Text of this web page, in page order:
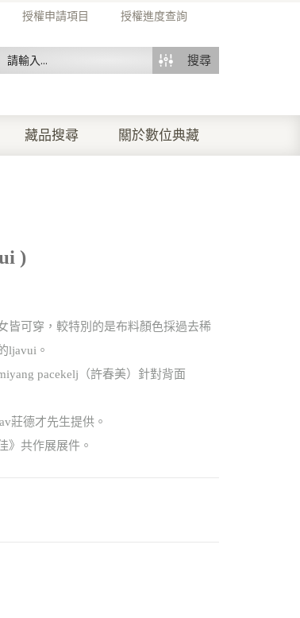
授權申請項目 授權進度查詢
搜尋
藏品搜尋 關於數位典藏
)
皆可穿，較特別的是布料顏色採過去稀
ljavui。
pacekelj（許春美）針對背面
莊德才先生提供。
》共作展展件。